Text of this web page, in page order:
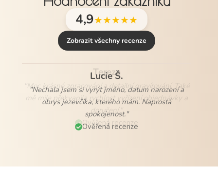
4,9★★★★★
Zobrazit všechny recenze
Lucie Š.
"Nechala jsem si vyrýt jméno, datum narození a
obrys jezevčíka, kterého mám. Naprostá
spokojenost."
Ověřená recenze